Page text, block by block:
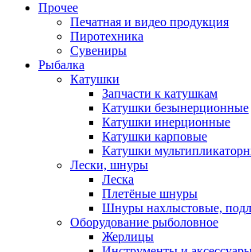
Прочее
Печатная и видео продукция
Пиротехника
Сувениры
Рыбалка
Катушки
Запчасти к катушкам
Катушки безынерционные
Катушки инерционные
Катушки карповые
Катушки
Лески, шнуры
Леска
Плетёные шнуры
Шнуры нахлыстовые,
Оборудование рыболовное
Жерлицы